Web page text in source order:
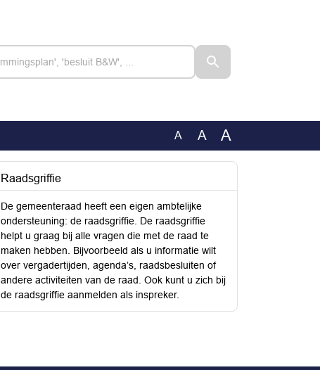
A A A
Raadsgriffie
De gemeenteraad heeft een eigen ambtelijke
ondersteuning: de raadsgriffie. De raadsgriffie
helpt u graag bij alle vragen die met de raad te
maken hebben. Bijvoorbeeld als u informatie wilt
over vergadertijden, agenda’s, raadsbesluiten of
andere activiteiten van de raad. Ook kunt u zich bij
de raadsgriffie aanmelden als inspreker.